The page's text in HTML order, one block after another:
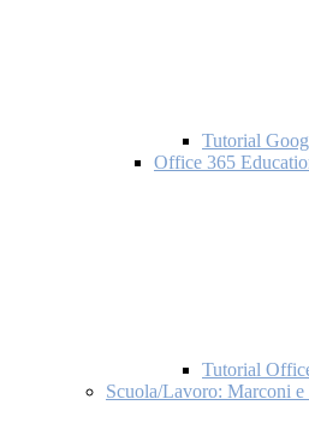
Tutorial
Office 365
Tutorial
Scuola/Lavoro: Marconi e